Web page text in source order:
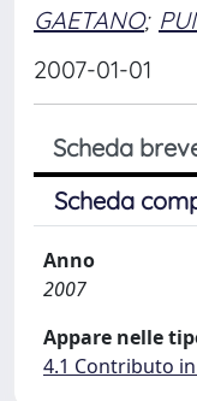
GAETANO;
2007-01-01
Scheda
Scheda
Anno
2007
Appare nelle
4.1 Contributo